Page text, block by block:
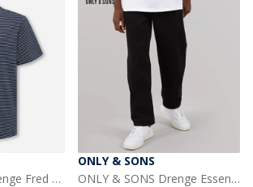
ONLY & SONS Drenge Fred Liv T Shirt Navy Blazer
ONLY & SONS
ONLY & SONS Drenge Essential Polo Shirt Washed Black